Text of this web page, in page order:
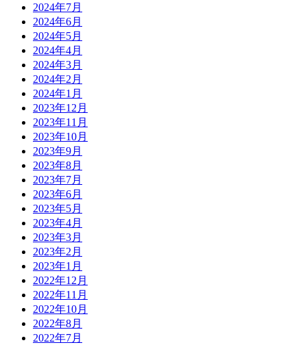
2024年7月
2024年6月
2024年5月
2024年4月
2024年3月
2024年2月
2024年1月
2023年12月
2023年11月
2023年10月
2023年9月
2023年8月
2023年7月
2023年6月
2023年5月
2023年4月
2023年3月
2023年2月
2023年1月
2022年12月
2022年11月
2022年10月
2022年8月
2022年7月